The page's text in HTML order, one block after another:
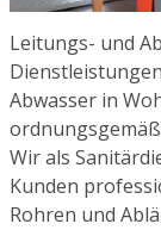
Leitungs- und
Abwasser in
Wir als
Kunden
Rohren und